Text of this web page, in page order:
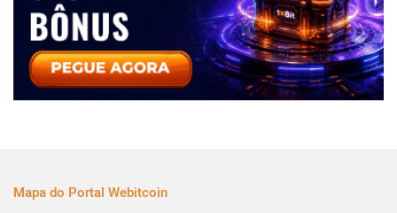
Mapa do Portal Webitcoin